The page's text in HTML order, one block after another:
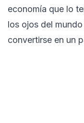
economía que lo
los ojos del
convertirse en un